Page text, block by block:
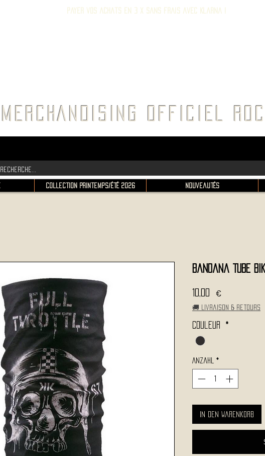
Payer vos achats en 3 x sans frais avec Klarna !
MERCHANDISING OFFICIEL
Collection Printemps/Été 2026 Nouveautés
Bandana TUBE
10,00 €
🚚 Livraison & retours
Couleur *
Anzahl *
In den Warenkorb